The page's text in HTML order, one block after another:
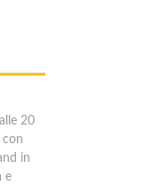
20
con
in
e